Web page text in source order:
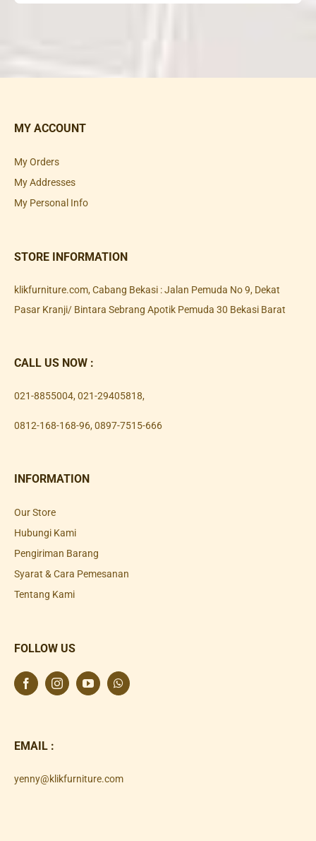
MY ACCOUNT
My Orders
My Addresses
My Personal Info
STORE INFORMATION
klikfurniture.com, Cabang Bekasi : Jalan Pemuda No 9, Dekat
Pasar Kranji/ Bintara Sebrang Apotik Pemuda 30 Bekasi Barat
CALL US NOW :
021-8855004, 021-29405818,
0812-168-168-96, 0897-7515-666
INFORMATION
Our Store
Hubungi Kami
Pengiriman Barang
Syarat & Cara Pemesanan
Tentang Kami
FOLLOW US
EMAIL :
yenny@klikfurniture.com